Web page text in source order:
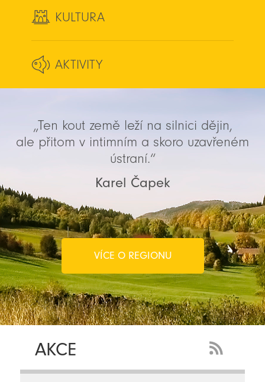
KULTURA
AKTIVITY
„Ten kout země leží na silnici dějin,
ale přitom v intimním a skoro uzavřeném
ústraní.“
Karel Čapek
VÍCE O REGIONU
AKCE
Feed